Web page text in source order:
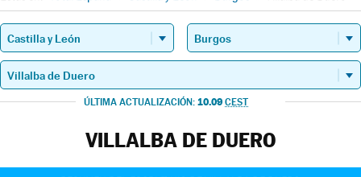
ÚLTIMA ACTUALIZACIÓN: 10.09 CEST
VILLALBA DE DUERO